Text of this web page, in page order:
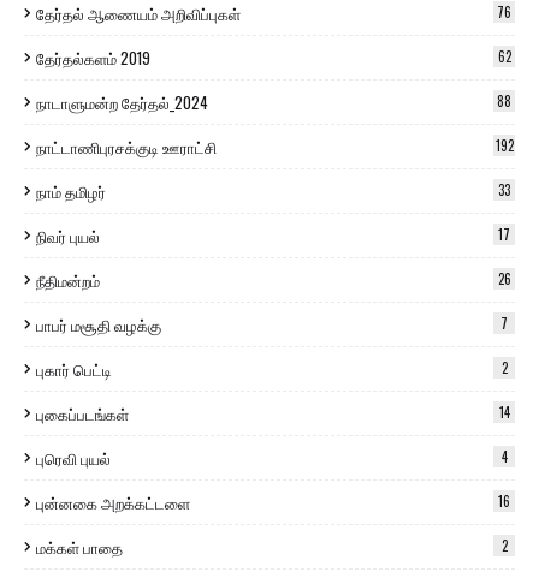
தேர்தல் ஆணையம் அறிவிப்புகள் 76
தேர்தல்களம் 2019 62
நாடாளுமன்ற தேர்தல்_2024 88
நாட்டாணிபுரசக்குடி ஊராட்சி 192
நாம் தமிழர் 33
நிவர் புயல் 17
நீதிமன்றம் 26
பாபர் மசூதி வழக்கு 7
புகார் பெட்டி 2
புகைப்படங்கள் 14
புரெவி புயல் 4
புன்னகை அறக்கட்டளை 16
மக்கள் பாதை 2